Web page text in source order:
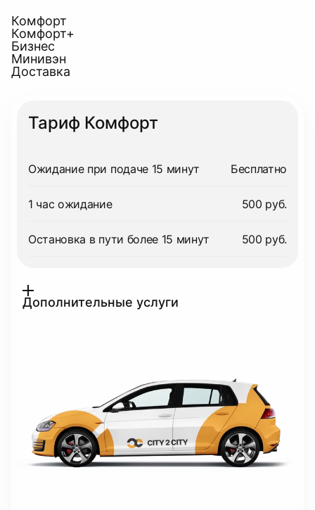
Комфорт
Комфорт+
Бизнес
Минивэн
Доставка
Тариф Комфорт
Ожидание при подаче 15 минут Бесплатно
1 час ожидание 500 руб.
Остановка в пути более 15 минут 500 руб.
Дополнительные услуги